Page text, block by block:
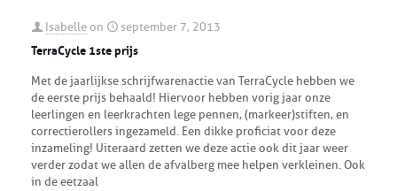
Isabelleon
september 7, 2013
TerraCycle 1ste prijs
Met de jaarlijkse schrijfwarenactie van TerraCycle hebben we
de eerste prijs behaald! Hiervoor hebben vorig jaar onze
leerlingen en leerkrachten lege pennen, (markeer)stiften, en
correctierollers ingezameld. Een dikke proficiat voor deze
inzameling! Uiteraard zetten we deze actie ook dit jaar weer
verder zodat we allen de afvalberg mee helpen verkleinen. Ook
in de eetzaal